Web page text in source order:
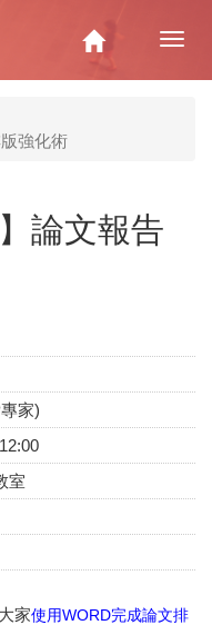
Home
強化術
論文報告
家)
12:00
室
家使用WORD完成論文排